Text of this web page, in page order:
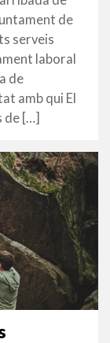
de
serveis
laboral
de
amb qui El
de […]